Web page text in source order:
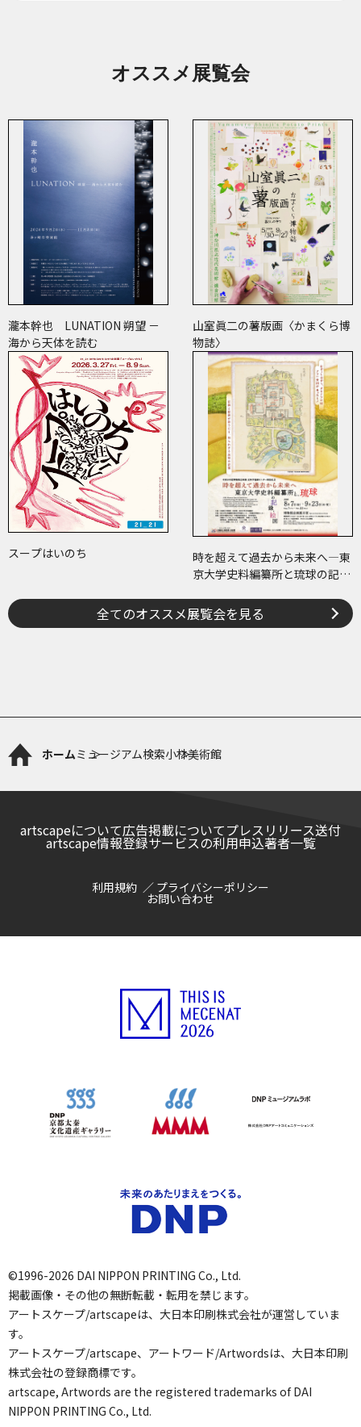
オススメ展覧会
瀧本幹也 LUNATION 朔望 －
海から天体を読む
山室眞二の薯版画〈かまくら博
物誌〉
スープはいのち
時を超えて過去から未来へ―東
京大学史料編纂所と琉球の記
全てのオススメ展覧会を見る
ホームミュージアム検索小林美術館
artscapeについて広告掲載についてプレスリリース送付
artscape情報登録サービスの利用申込著者一覧
利用規約 プライバシーポリシー
お問い合わせ
©1996-2026 DAI NIPPON PRINTING Co., Ltd.
掲載画像・その他の無断転載・転用を禁じます。
アートスケープ/artscapeは、大日本印刷株式会社が運営していま
す。
アートスケープ/artscape、アートワード/Artwordsは、大日本印刷
株式会社の登録商標です。
artscape, Artwords are the registered trademarks of DAI
NIPPON PRINTING Co., Ltd.